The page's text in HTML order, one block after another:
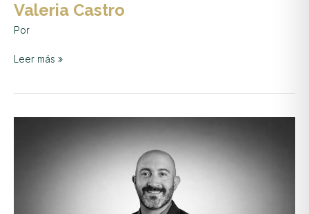
Valeria Castro
Por
Leer más »